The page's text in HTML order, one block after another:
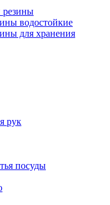
резины
водостойкие
для хранения
рук
посуды